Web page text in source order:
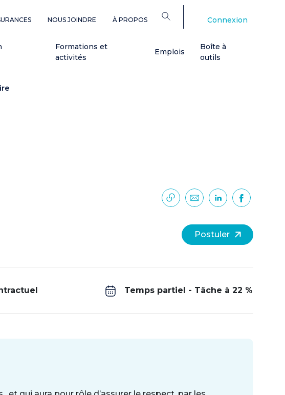
NOUS JOINDRE À PROPOS Connexion
Formations et
activités
Emplois
Boîte à
outils
Postuler
Temps partiel - Tâche à 22 %